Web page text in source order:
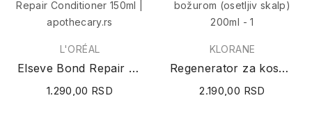
L'ORÉAL
Elseve Bond Repair Conditioner 150ml
1.290,00 RSD
KLORANE
Regenerator za kosu sa božurom (osetljiv skalp)...
2.190,00 RSD